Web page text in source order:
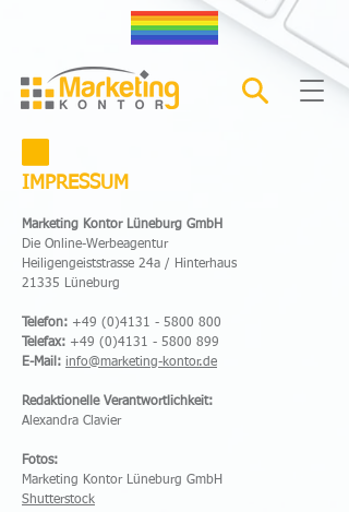
IMPRESSUM
Marketing Kontor Lüneburg GmbH
Die Online-Werbeagentur
Heiligengeiststrasse 24a / Hinterhaus
21335 Lüneburg
Telefon: +49 (0)4131 - 5800 800
Telefax: +49 (0)4131 - 5800 899
E-Mail: info@marketing-kontor.de
Redaktionelle Verantwortlichkeit:
Alexandra Clavier
Fotos:
Marketing Kontor Lüneburg GmbH
Shutterstock